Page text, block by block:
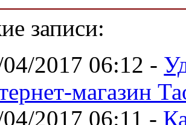
записи:
2017 06:12 -
магазин
2017 06:11 -